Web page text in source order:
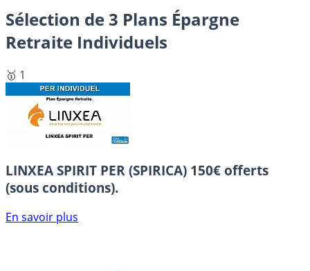
Sélection de 3 Plans Épargne
Retraite Individuels
🥇 1
LINXEA SPIRIT PER (SPIRICA) 150€ offerts
(sous conditions).
En savoir plus